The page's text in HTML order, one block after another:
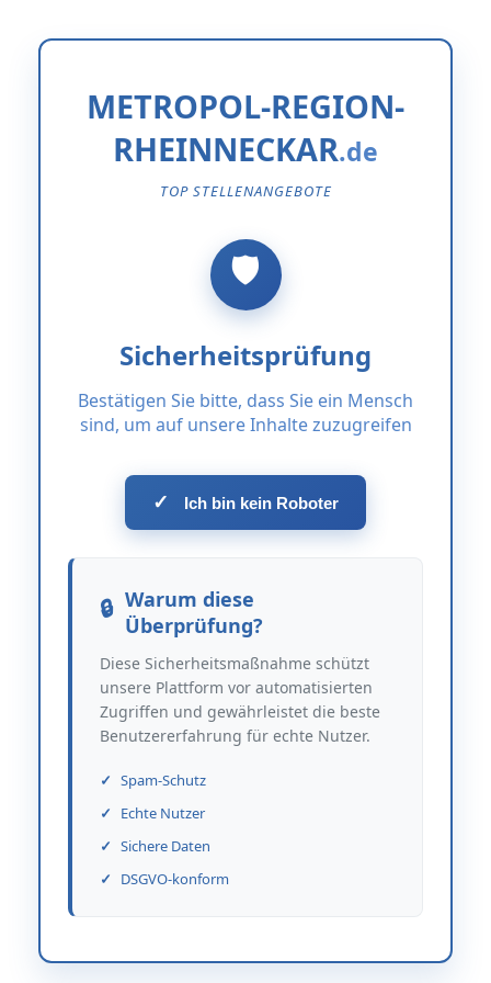
METROPOL-REGION-
RHEINNECKAR
TOP STELLENANGEBOTE
Sicherheitsprüfung
Bestätigen Sie bitte, dass Sie ein Mensch
sind, um auf unsere Inhalte zuzugreifen
✓ Ich bin kein Roboter
Warum diese
Überprüfung?
Diese Sicherheitsmaßnahme schützt
unsere Plattform vor automatisierten
Zugriffen und gewährleistet die beste
Benutzererfahrung für echte Nutzer.
Spam-Schutz
Echte Nutzer
Sichere Daten
DSGVO-konform